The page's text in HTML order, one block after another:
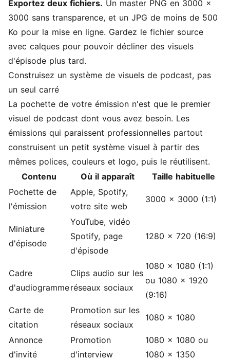
Exportez deux fichiers. Un master PNG en 3000 x
3000 sans transparence, et un JPG de moins de 500
Ko pour la mise en ligne. Gardez le fichier source
avec calques pour pouvoir décliner des visuels
d'épisode plus tard.
Construisez un système de visuels de podcast, pas
un seul carré
La pochette de votre émission n'est que le premier
visuel de podcast dont vous avez besoin. Les
émissions qui paraissent professionnelles partout
construisent un petit système visuel à partir des
mêmes polices, couleurs et logo, puis le réutilisent.
Contenu
Où il apparaît
Taille habituelle
Pochette de
l'émission
Apple, Spotify,
votre site web
3000 x 3000 (1:1)
Miniature
d'épisode
YouTube, vidéo
Spotify, page
d'épisode
1280 x 720 (16:9)
Cadre
d'audiogramme
Clips audio sur les
réseaux sociaux
1080 x 1080 (1:1)
ou 1080 x 1920
(9:16)
Carte de
citation
Promotion sur les
réseaux sociaux
1080 x 1080
Annonce
d'invité
Promotion
d'interview
1080 x 1080 ou
1080 x 1350